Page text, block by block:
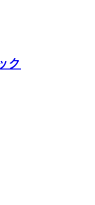
ク